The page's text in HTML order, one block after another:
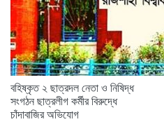
বহিষ্কৃত ২ ছাত্রদল নেতা ও নিষিদ্ধ
সংগঠন ছাত্রলীগ কর্মীর বিরুদ্ধে
চাঁদাবাজির অভিযোগ